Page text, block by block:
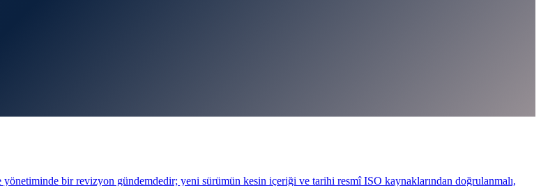
bir revizyon gündemdedir; yeni sürümün kesin içeriği ve tarihi resmî ISO kaynaklarından doğrulanmalı,